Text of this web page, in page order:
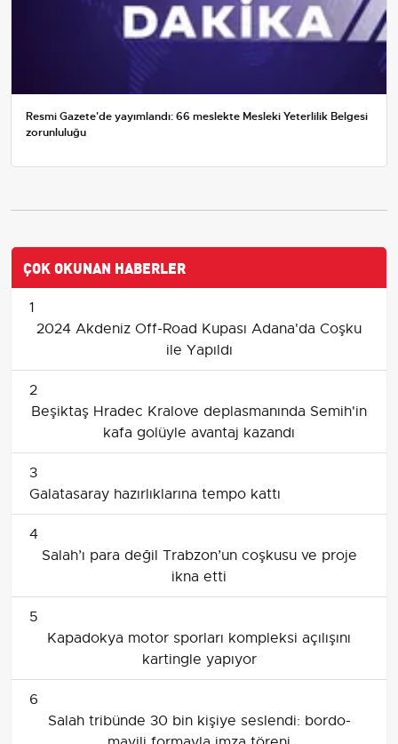
Resmi Gazete'de yayımlandı: 66 meslekte Mesleki Yeterlilik Belgesi
zorunluluğu
ÇOK OKUNAN HABERLER
1
2024 Akdeniz Off-Road Kupası Adana'da Coşku
ile Yapıldı
2
Beşiktaş Hradec Kralove deplasmanında Semih'in
kafa golüyle avantaj kazandı
3
Galatasaray hazırlıklarına tempo kattı
4
Salah’ı para değil Trabzon’un coşkusu ve proje
ikna etti
5
Kapadokya motor sporları kompleksi açılışını
kartingle yapıyor
6
Salah tribünde 30 bin kişiye seslendi: bordo-